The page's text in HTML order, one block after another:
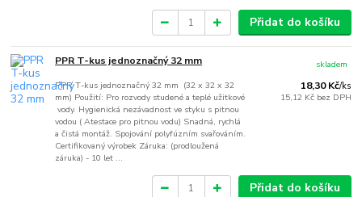
Přidat do košíku
PPR T-kus jednoznačný 32 mm
PPR T-kus jednoznačný 32 mm (32 x 32 x 32
mm) Použití: Pro rozvody studené a teplé užitkové
vody. Hygienická nezávadnost ve styku s pitnou
vodou ( Atestace pro pitnou vodu) Snadná, rychlá
a čistá montáž. Spojování polyfúzním svařováním.
Certifikovaný výrobek Záruka: (prodloužená
záruka) - 10 let ...
18,30 Kč/ks
15,12 Kč bez DPH
skladem
Přidat do košíku